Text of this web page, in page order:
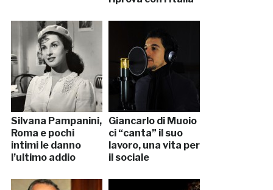
Silvana Pampanini,
Roma e pochi
intimi le danno
l’ultimo addio
Giancarlo di Muoio
ci “canta” il suo
lavoro, una vita per
il sociale